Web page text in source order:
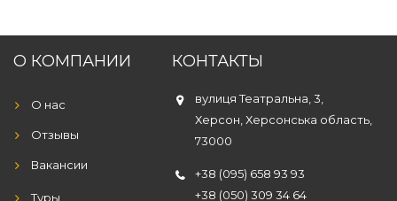
КОНТАКТЫ
вулиця Театральна, 3,
Херсон, Херсонська область,
73000
+38 (095) 658 93 93
+38 (050) 309 34 64
О КОМПАНИИ
О нас
Отзывы
Вакансии
Туры